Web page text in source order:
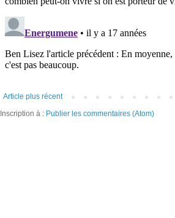
Article plus récent
Inscription à : Publier les commentaires (Atom)